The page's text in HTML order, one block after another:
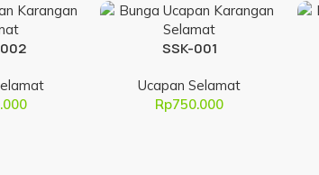
SSK-001
Ucapan Selamat
Rp750.000